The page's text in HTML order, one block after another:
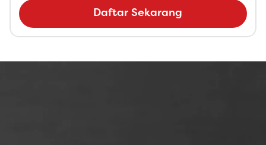
Daftar Sekarang